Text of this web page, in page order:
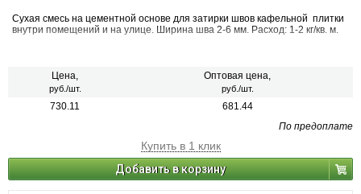
Сухая смесь на цементной основе для затирки швов кафельной плитки
внутри помещений и на улице. Ширина шва 2-6 мм. Расход: 1-2 кг/кв. м.
Цена,
руб./шт.
Оптовая цена,
руб./шт.
730.11
681.44
По предоплате
Купить в 1 клик
Добавить в корзину